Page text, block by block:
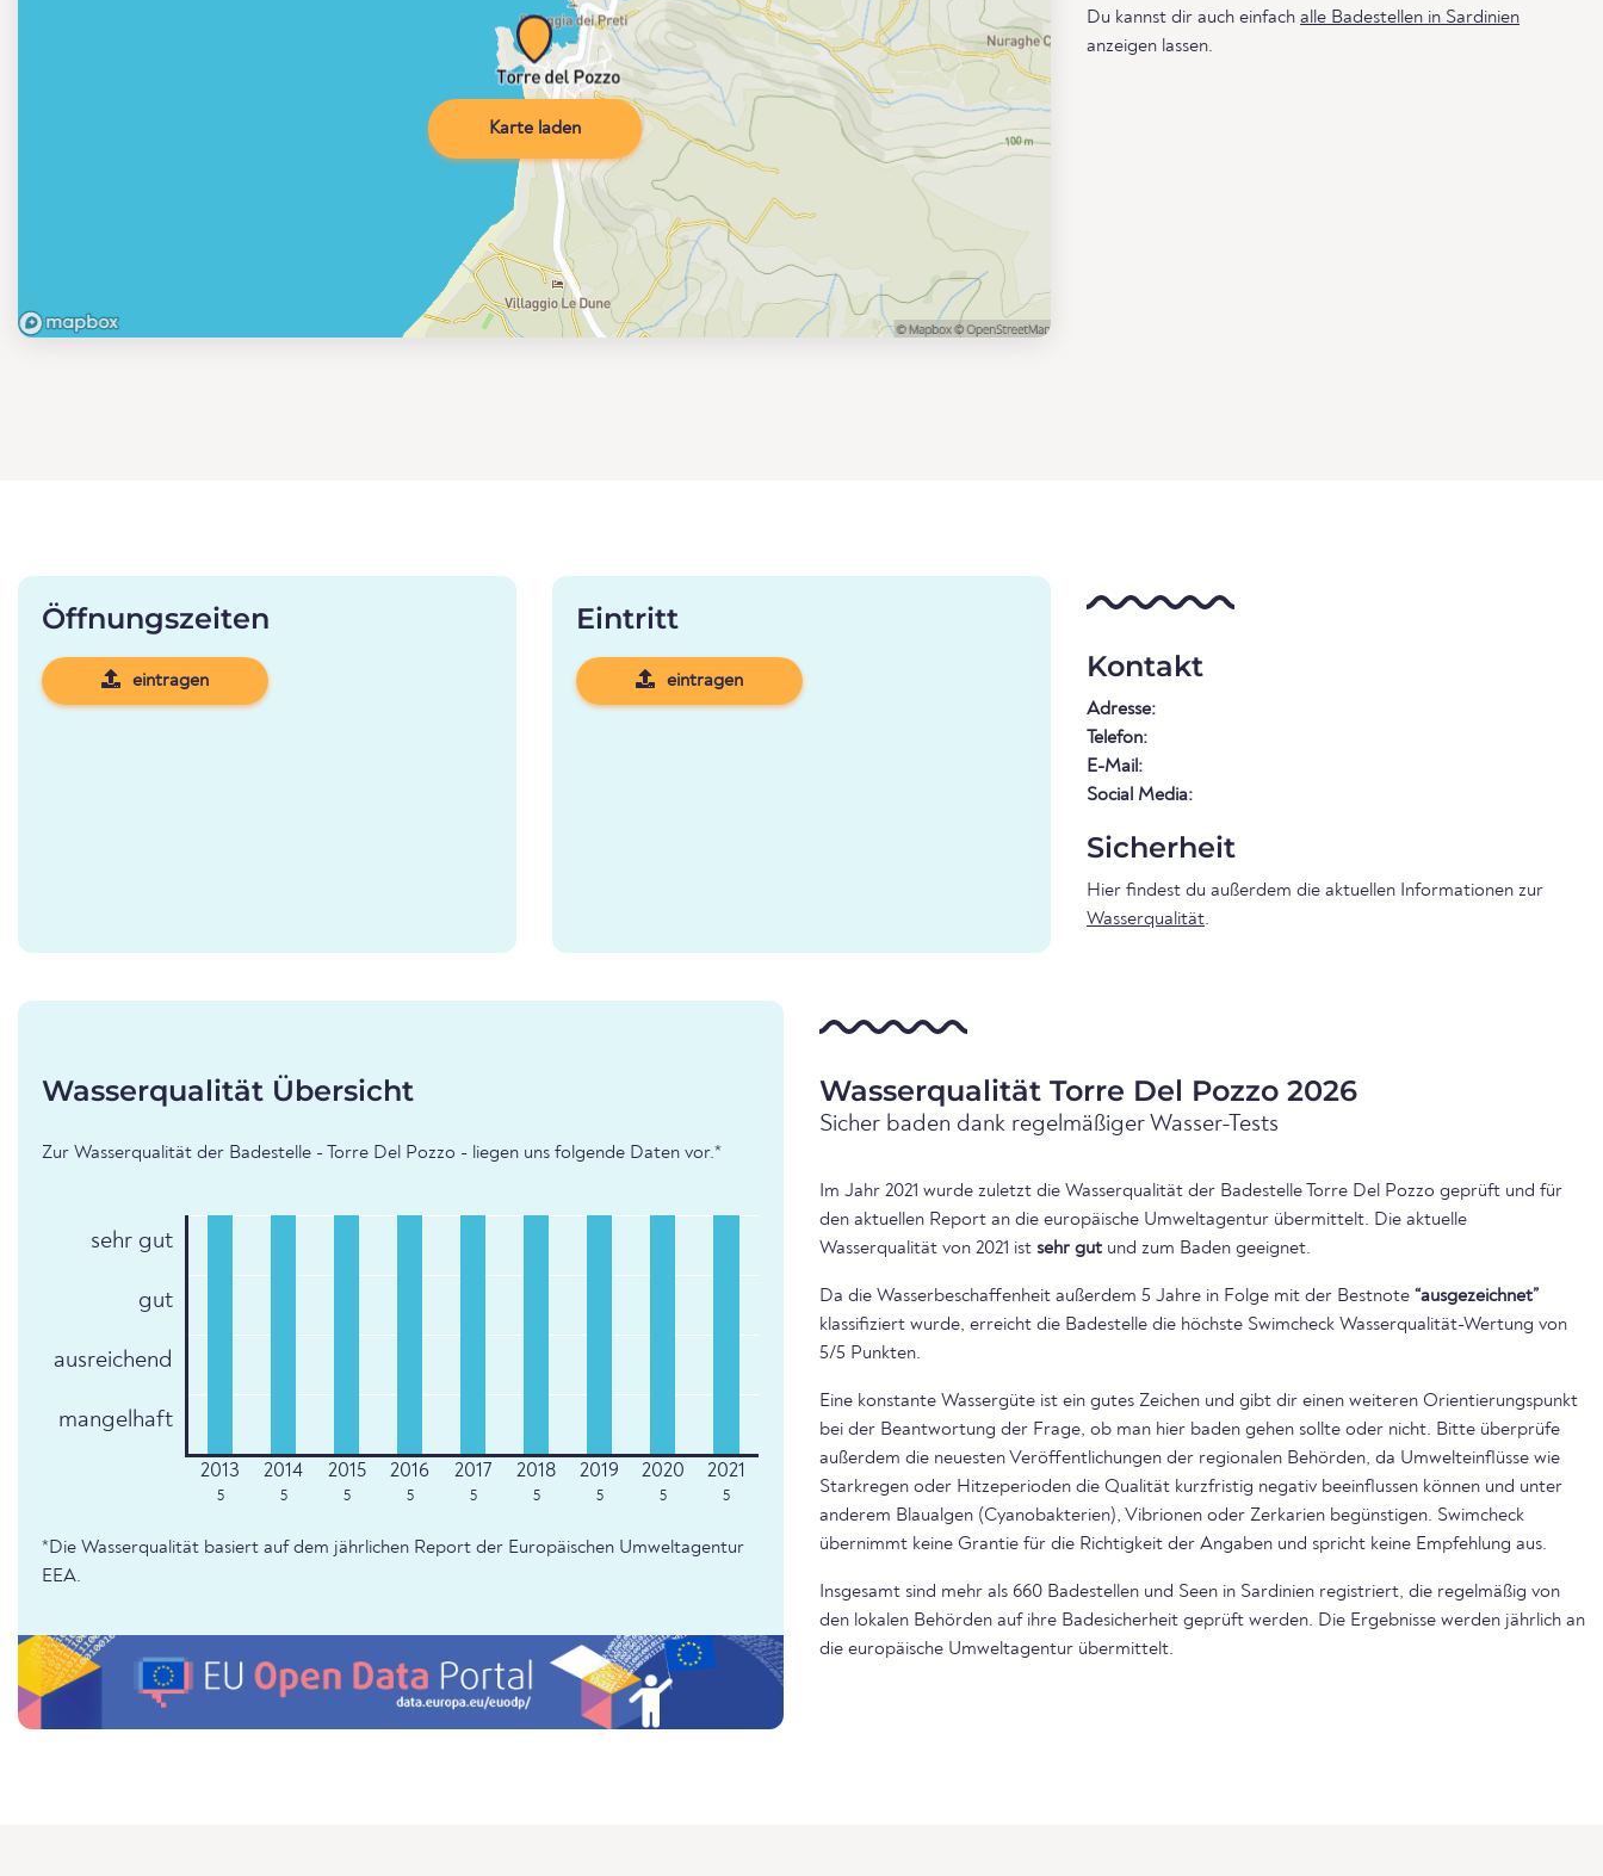
Karte laden
Du kannst dir auch einfach alle Badestellen in Sardinien
anzeigen lassen.
Öffnungszeiten
eintragen
Eintritt
eintragen Kontakt
Adresse:
Telefon:
E-Mail:
Social Media:
Sicherheit
Hier findest du außerdem die aktuellen Informationen zur
Wasserqualität.
Wasserqualität Übersicht
Zur Wasserqualität der Badestelle - Torre Del Pozzo - liegen uns folgende Daten vor.*
sehr gut
gut
ausreichend
mangelhaft
5 5 5 5 5 5 5 5 5
*Die Wasserqualität basiert auf dem jährlichen Report der Europäischen Umweltagentur
EEA.
Wasserqualität Torre Del Pozzo 2026
Sicher baden dank regelmäßiger Wasser-Tests
Im Jahr 2021 wurde zuletzt die Wasserqualität der Badestelle Torre Del Pozzo geprüft und für
den aktuellen Report an die europäische Umweltagentur übermittelt. Die aktuelle
Wasserqualität von 2021 ist sehr gut und zum Baden geeignet.
Da die Wasserbeschaffenheit außerdem 5 Jahre in Folge mit der Bestnote “ausgezeichnet”
klassifiziert wurde, erreicht die Badestelle die höchste Swimcheck Wasserqualität-Wertung von
5/5 Punkten.
Eine konstante Wassergüte ist ein gutes Zeichen und gibt dir einen weiteren Orientierungspunkt
bei der Beantwortung der Frage, ob man hier baden gehen sollte oder nicht. Bitte überprüfe
außerdem die neuesten Veröffentlichungen der regionalen Behörden, da Umwelteinflüsse wie
Starkregen oder Hitzeperioden die Qualität kurzfristig negativ beeinflussen können und unter
anderem Blaualgen (Cyanobakterien), Vibrionen oder Zerkarien begünstigen. Swimcheck
übernimmt keine Grantie für die Richtigkeit der Angaben und spricht keine Empfehlung aus.
Insgesamt sind mehr als 660 Badestellen und Seen in Sardinien registriert, die regelmäßig von
den lokalen Behörden auf ihre Badesicherheit geprüft werden. Die Ergebnisse werden jährlich an
die europäische Umweltagentur übermittelt.